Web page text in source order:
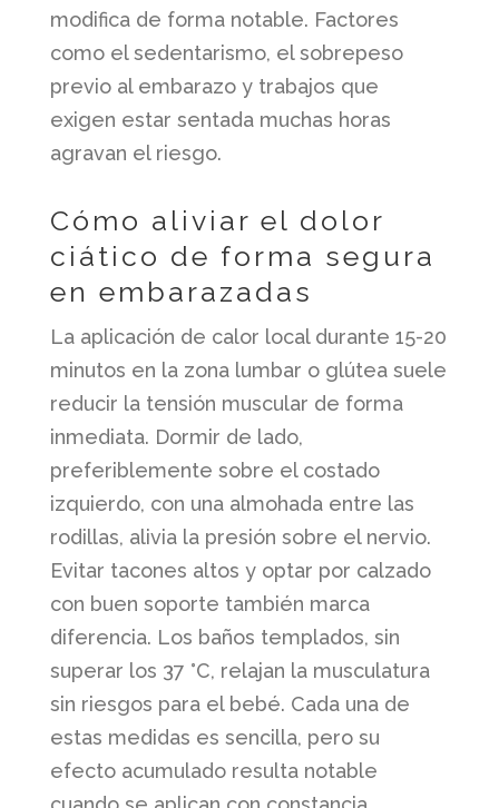
modifica de forma notable. Factores
como el sedentarismo, el sobrepeso
previo al embarazo y trabajos que
exigen estar sentada muchas horas
agravan el riesgo.
Cómo aliviar el dolor
ciático de forma segura
en embarazadas
La aplicación de calor local durante 15-20
minutos en la zona lumbar o glútea suele
reducir la tensión muscular de forma
inmediata. Dormir de lado,
preferiblemente sobre el costado
izquierdo, con una almohada entre las
rodillas, alivia la presión sobre el nervio.
Evitar tacones altos y optar por calzado
con buen soporte también marca
diferencia. Los baños templados, sin
superar los 37 °C, relajan la musculatura
sin riesgos para el bebé. Cada una de
estas medidas es sencilla, pero su
efecto acumulado resulta notable